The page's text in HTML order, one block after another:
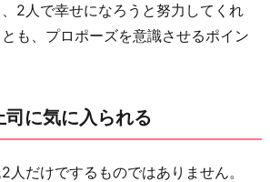
、2人で幸せになろうと努力してくれ
も、プロポーズを意識させるポイン
に気に入られる
人だけでするものではありません。